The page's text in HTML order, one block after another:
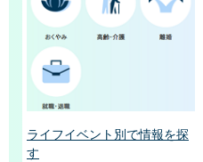
ライフイベント別で情報を探
す